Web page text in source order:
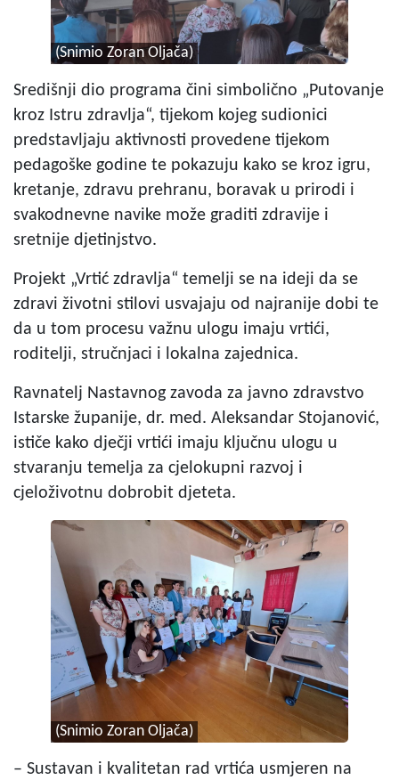
(Snimio Zoran Oljača)
Središnji dio programa čini simbolično „Putovanje
kroz Istru zdravlja“, tijekom kojeg sudionici
predstavljaju aktivnosti provedene tijekom
pedagoške godine te pokazuju kako se kroz igru,
kretanje, zdravu prehranu, boravak u prirodi i
svakodnevne navike može graditi zdravije i
sretnije djetinjstvo.
Projekt „Vrtić zdravlja“ temelji se na ideji da se
zdravi životni stilovi usvajaju od najranije dobi te
da u tom procesu važnu ulogu imaju vrtići,
roditelji, stručnjaci i lokalna zajednica.
Ravnatelj Nastavnog zavoda za javno zdravstvo
Istarske županije, dr. med. Aleksandar Stojanović,
ističe kako dječji vrtići imaju ključnu ulogu u
stvaranju temelja za cjelokupni razvoj i
cjeloživotnu dobrobit djeteta.
(Snimio Zoran Oljača)
– Sustavan i kvalitetan rad vrtića usmjeren na